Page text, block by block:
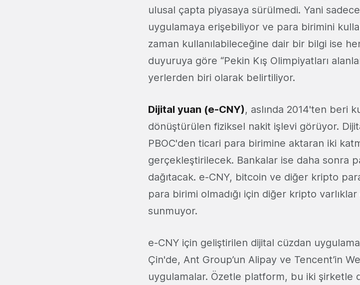
ulusal çapta piyasaya sürülmedi. Yani
uygulamaya erişebiliyor ve para birimini
zaman kullanılabileceğine dair bir bilgi ise
duyuruya göre “Pekin Kış Olimpiyatları
yerlerden biri olarak belirtiliyor.
Dijital yuan (e-CNY), aslında 2014'ten beri
dönüştürülen fiziksel nakit işlevi görüyor.
PBOC'den ticari para birimine aktaran iki
gerçekleştirilecek. Bankalar ise daha sonra
dağıtacak. e-CNY, bitcoin ve diğer kripto
para birimi olmadığı için diğer kripto
sunmuyor.
e-CNY için geliştirilen dijital cüzdan
Çin'de, Ant Group’un Alipay ve Tencent’in
uygulamalar. Özetle platform, bu iki şirketle